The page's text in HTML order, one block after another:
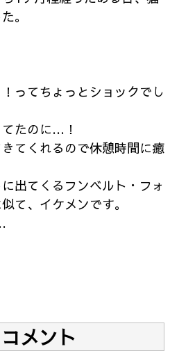
。
ってちょっとショックでし
たのに…！
てくれるので休憩時間に癒
出てくるフンベルト・フォ
て、イケメンです。
メント